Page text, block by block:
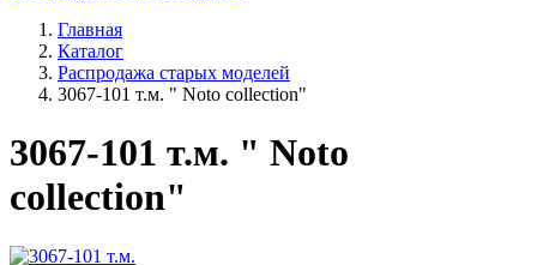
Главная
Каталог
Распродажа старых моделей
3067-101 т.м. " Noto collection"
3067-101 т.м. " Noto
collection"